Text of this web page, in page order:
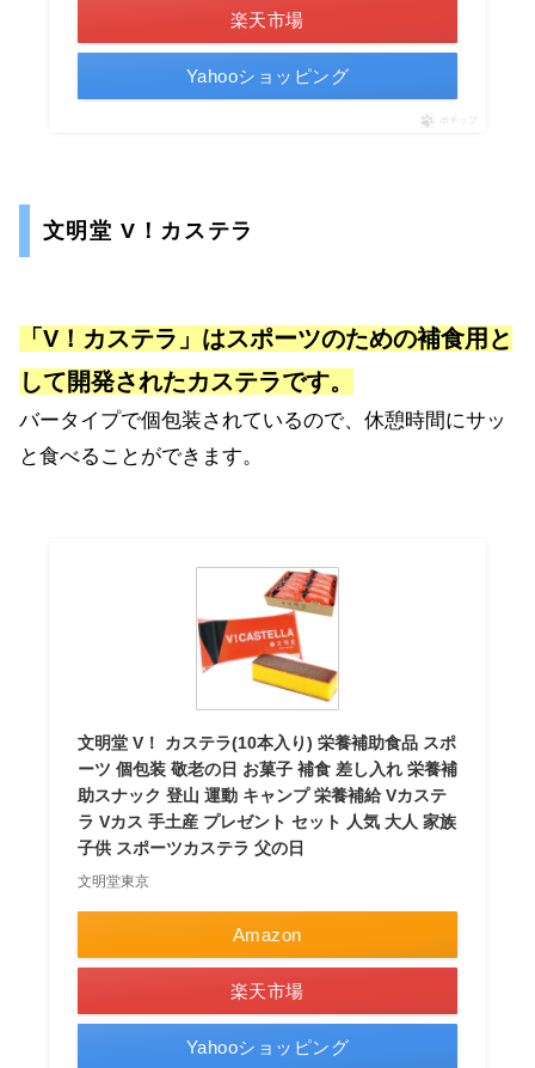
楽天市場
Yahooショッピング
ポチップ
文明堂 V！カステラ
「V！カステラ」はスポーツのための補食用と
して開発されたカステラです。
バータイプで個包装されているので、休憩時間にサッ
と食べることができます。
文明堂 V！ カステラ(10本入り) 栄養補助食品 スポ
ーツ 個包装 敬老の日 お菓子 補食 差し入れ 栄養補
助スナック 登山 運動 キャンプ 栄養補給 Vカステ
ラ Vカス 手土産 プレゼント セット 人気 大人 家族
子供 スポーツカステラ 父の日
文明堂東京
Amazon
楽天市場
Yahooショッピング